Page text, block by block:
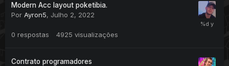
Modern Acc layout poketibia.
Por Ayron5, Julho 2, 2022
0 respostas 4925 visualizações
Contrato programadores